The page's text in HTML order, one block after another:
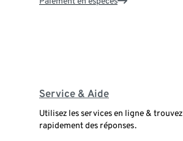
Service & Aide
Utilisez les services en ligne & trouvez
rapidement des réponses.